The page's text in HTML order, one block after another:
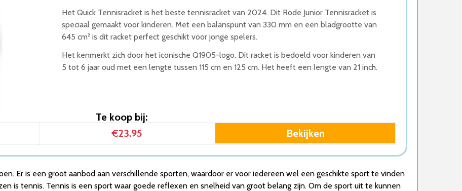
Het Quick Tennisracket is het beste tennisracket van 2024. Dit Rode Junior Tennisracket is
speciaal gemaakt voor kinderen. Met een balanspunt van 330 mm en een bladgrootte van
645 cm² is dit racket perfect geschikt voor jonge spelers.
Het kenmerkt zich door het iconische Q1905-logo. Dit racket is bedoeld voor kinderen van
5 tot 6 jaar oud met een lengte tussen 115 cm en 125 cm. Het heeft een lengte van 21 inch.
Te koop bij:
€23.95 Bekijken
Er is een groot aanbod aan verschillende sporten, waardoor er voor iedereen wel een geschikte sport te vinden
is tennis. Tennis is een sport waar goede reflexen en snelheid van groot belang zijn. Om de sport uit te kunnen